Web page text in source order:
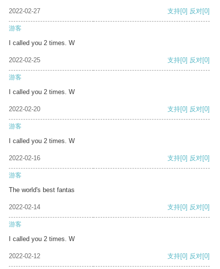
2022-02-27 支持[0] 反对[0]
游客
I called you 2 times. W
2022-02-25 支持[0] 反对[0]
游客
I called you 2 times. W
2022-02-20 支持[0] 反对[0]
游客
I called you 2 times. W
2022-02-16 支持[0] 反对[0]
游客
The world's best fantas
2022-02-14 支持[0] 反对[0]
游客
I called you 2 times. W
2022-02-12 支持[0] 反对[0]